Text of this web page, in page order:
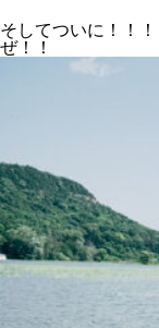
そしてついに！！！
ぜ！！